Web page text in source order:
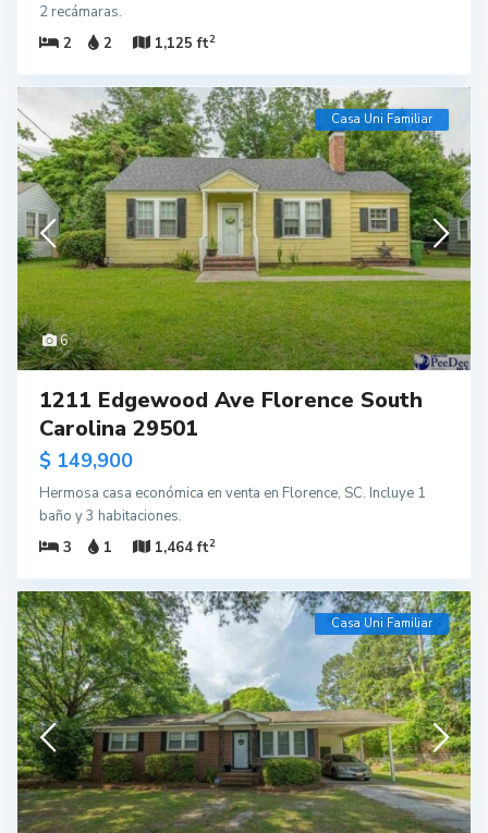
2 recámaras.
2
2 1,125 ft2
6
Casa Uni Familiar
1211 Edgewood Ave Florence South
Carolina 29501
$ 149,900
Hermosa casa económica en venta en Florence, SC. Incluye 1
baño y 3 habitaciones.
3
1 1,464 ft2
Casa Uni Familiar